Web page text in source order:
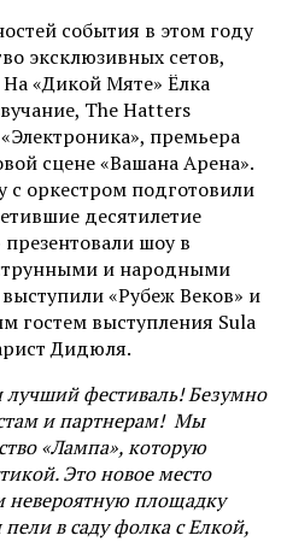
события в этом году
эксклюзивных сетов,
«Дикой Мяте» Ёлка
The Hatters
премьера
сцене «Вашана Арена».
оркестром подготовили
десятилетие
шоу в
и народными
«Рубеж Веков» и
гостем выступления Sula
Дидюля.
фестиваль! Безумно
и партнерам! Мы
«Лампа», которую
Это новое место
невероятную площадку
в саду фолка с Елкой,